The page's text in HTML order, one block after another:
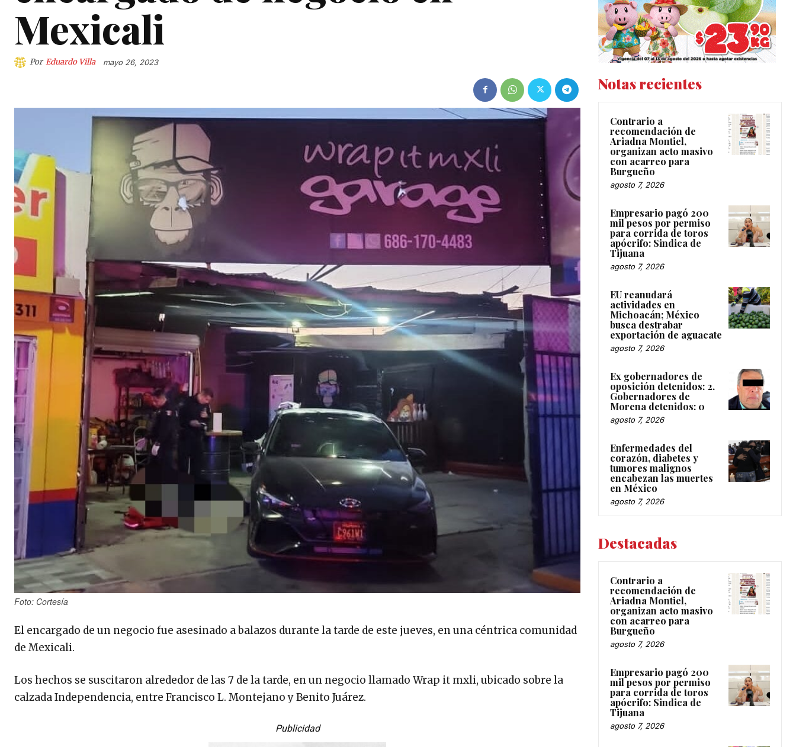
Mexicali
Por Eduardo Villa mayo 26, 2023
Foto: Cortesía
El encargado de un negocio fue asesinado a balazos durante la tarde de este jueves, en una céntrica comunidad
de Mexicali.
Los hechos se suscitaron alrededor de las 7 de la tarde, en un negocio llamado Wrap it mxli, ubicado sobre la
calzada Independencia, entre Francisco L. Montejano y Benito Juárez.
Publicidad
Notas recientes
Contrario a
recomendación de
Ariadna Montiel,
organizan acto masivo
con acarreo para
Burgueño
agosto 7, 2026
Empresario pagó 200
mil pesos por permiso
para corrida de toros
apócrifo: Sindica de
Tijuana
agosto 7, 2026
EU reanudará
actividades en
Michoacán; México
busca destrabar
exportación de aguacate
agosto 7, 2026
Ex gobernadores de
oposición detenidos: 2.
Gobernadores de
Morena detenidos: 0
agosto 7, 2026
Enfermedades del
corazón, diabetes y
tumores malignos
encabezan las muertes
en México
agosto 7, 2026
Destacadas
Contrario a
recomendación de
Ariadna Montiel,
organizan acto masivo
con acarreo para
Burgueño
agosto 7, 2026
Empresario pagó 200
mil pesos por permiso
para corrida de toros
apócrifo: Sindica de
Tijuana
agosto 7, 2026